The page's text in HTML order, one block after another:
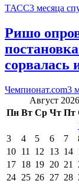
ТАСС3 месяца
Ришо
сорвалась
Чемпионат.com3
Август 2026
Пн Вт Ср Чт Пт
3
4 5 6 7
10 11 12 13 14
17 18 19 20 21
24 25 26 27 28